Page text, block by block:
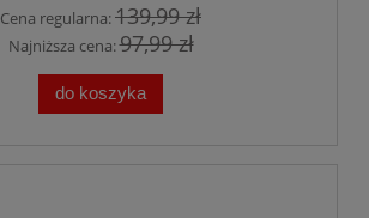
Cena regularna:139,99 zł
Najniższa cena:97,99 zł
do koszyka